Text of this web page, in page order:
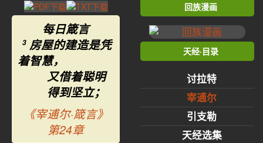
每日箴言
3 房屋的建造是凭
着智慧，
又借着聪明
得到坚立；
《宰逋尔·箴言》
第24章
回族漫画
天经·目录
讨拉特
宰逋尔
引支勒
天经选集